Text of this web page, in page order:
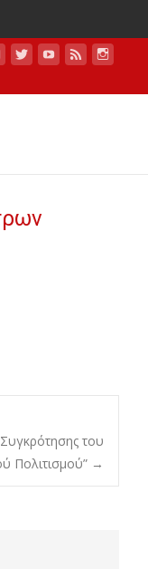
του
Πολιτισμού” →